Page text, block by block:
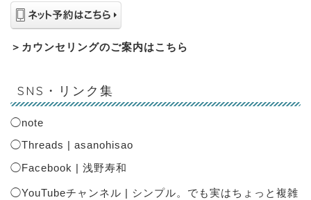
＞ カウンセリングのご案内はこちら
SNS・リンク集
◯note
◯Threads | asanohisao
◯Facebook | 浅野寿和
◯YouTubeチャンネル | シンプル。でも実はちょっと複雑